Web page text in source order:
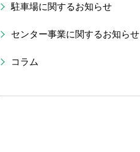
駐車場に関するお知らせ
センター事業に関するお知らせ
コラム